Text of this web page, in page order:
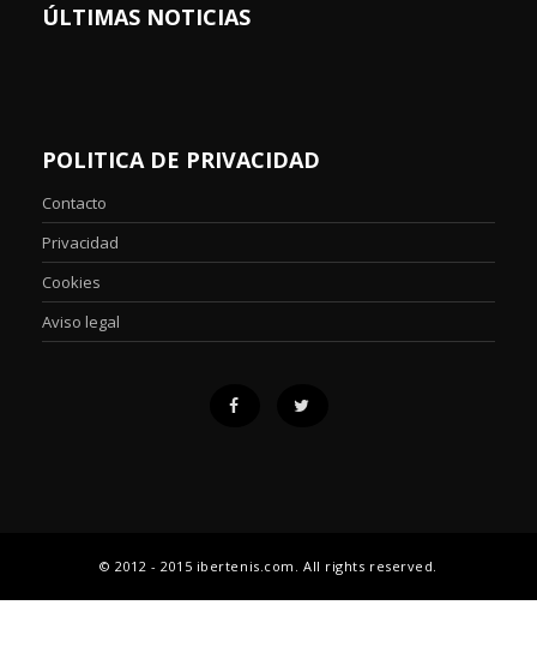
ÚLTIMAS NOTICIAS
POLITICA DE PRIVACIDAD
Contacto
Privacidad
Cookies
Aviso legal
© 2012 - 2015 ibertenis.com. All rights reserved.